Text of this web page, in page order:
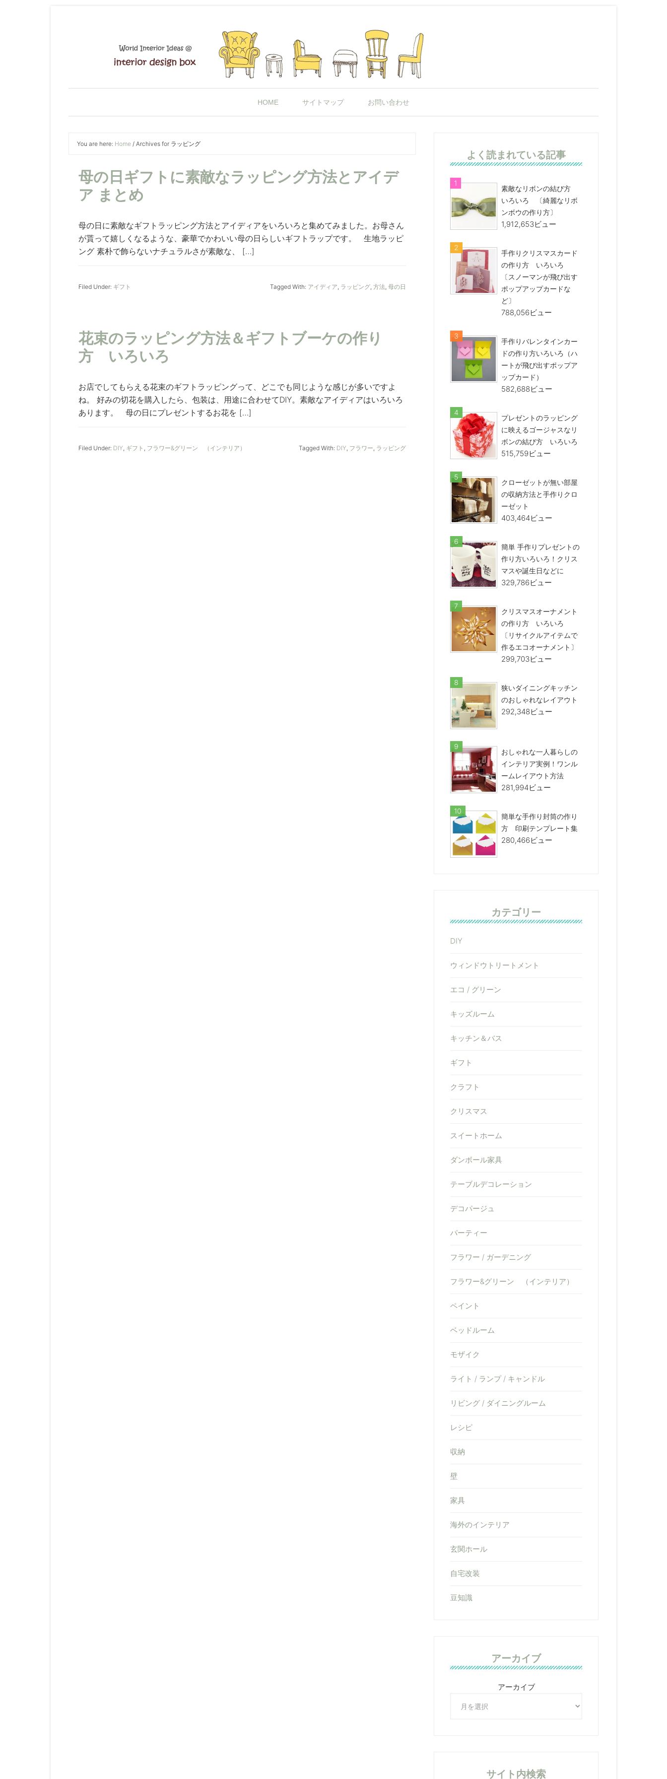
HOME サイトマップ お問い合わせ
You are here: Home / Archives for ラッピング
母の日ギフトに素敵なラッピング方法とアイデ
ア まとめ
母の日に素敵なギフトラッピング方法とアイディアをいろいろと集めてみました。お母さん
が貰って嬉しくなるような、豪華でかわいい母の日らしいギフトラップです。 生地ラッピ
ング 素朴で飾らないナチュラルさが素敵な、 […]
Filed Under: ギフト Tagged With: アイディア, ラッピング, 方法, 母の日
花束のラッピング方法＆ギフトブーケの作り
方 いろいろ
お店でしてもらえる花束のギフトラッピングって、どこでも同じような感じが多いですよ
ね。 好みの切花を購入したら、包装は、用途に合わせてDIY。素敵なアイディアはいろいろ
あります。 母の日にプレゼントするお花を […]
Filed Under: DIY, ギフト , フラワー&グリーン （インテリア） Tagged With: DIY, フラワー, ラッピング
よく読まれている記事
素敵なリボンの結び方
いろいろ 〔綺麗なリボ
ンボウの作り方〕
1,912,653ビュー
手作りクリスマスカード
の作り方 いろいろ
〔スノーマンが飛び出す
ポップアップカードな
ど〕
788,056ビュー
手作りバレンタインカー
ドの作り方いろいろ（ハ
ートが飛び出すポップア
ップカード）
582,688ビュー
プレゼントのラッピング
に映えるゴージャスなリ
ボンの結び方 いろいろ
515,759ビュー
クローゼットが無い部屋
の収納方法と手作りクロ
ーゼット
403,464ビュー
簡単 手作りプレゼントの
作り方いろいろ！クリス
マスや誕生日などに
329,786ビュー
クリスマスオーナメント
の作り方 いろいろ
〔リサイクルアイテムで
作るエコオーナメント〕
299,703ビュー
狭いダイニングキッチン
のおしゃれなレイアウト
292,348ビュー
おしゃれな一人暮らしの
インテリア実例！ワンル
ームレイアウト方法
281,994ビュー
簡単な手作り封筒の作り
方 印刷テンプレート集
280,466ビュー
カテゴリー
DIY
ウィンドウトリートメント
エコ / グリーン
キッズルーム
キッチン＆バス
ギフト
クラフト
クリスマス
スイートホーム
ダンボール家具
テーブルデコレーション
デコパージュ
パーティー
フラワー / ガーデニング
フラワー&グリーン （インテリア）
ペイント
ベッドルーム
モザイク
ライト / ランプ / キャンドル
リビング / ダイニングルーム
レシピ
収納
壁
家具
海外のインテリア
玄関ホール
自宅改装
豆知識
アーカイブ
アーカイブ
サイト内検索